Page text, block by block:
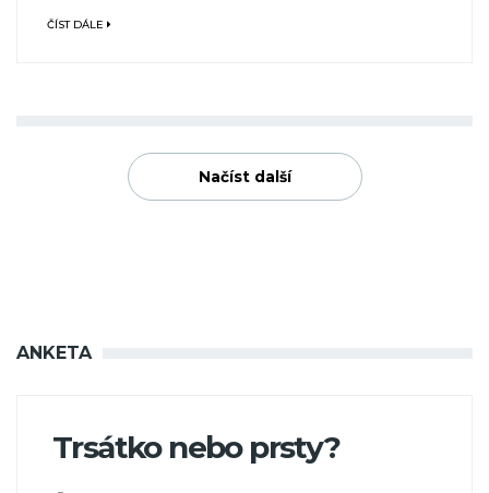
ČÍST DÁLE
Načíst další
ANKETA
Trsátko nebo prsty?